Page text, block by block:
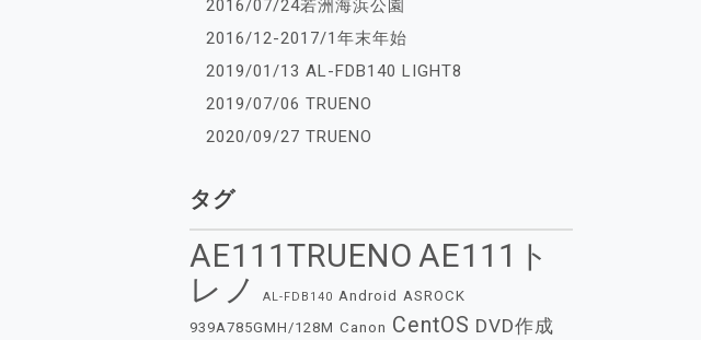
2016/07/24若洲海浜公園
2016/12-2017/1年末年始
2019/01/13 AL-FDB140 LIGHT8
2019/07/06 TRUENO
2020/09/27 TRUENO
タグ
AE111TRUENO AE111ト
レノ
AL-FDB140 Android ASROCK
939A785GMH/128M Canon CentOS DVD作成